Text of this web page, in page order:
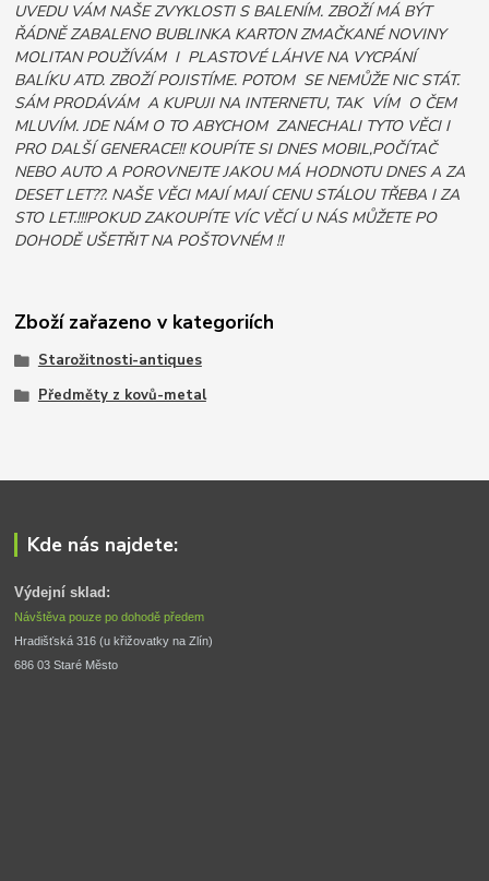
UVEDU VÁM NAŠE ZVYKLOSTI S BALENÍM. ZBOŽÍ MÁ BÝT
ŘÁDNĚ ZABALENO BUBLINKA KARTON ZMAČKANÉ NOVINY
MOLITAN POUŽÍVÁM I PLASTOVÉ LÁHVE NA VYCPÁNÍ
BALÍKU ATD. ZBOŽÍ POJISTÍME. POTOM SE NEMŮŽE NIC STÁT.
SÁM PRODÁVÁM A KUPUJI NA INTERNETU, TAK VÍM O ČEM
MLUVÍM. JDE NÁM O TO ABYCHOM ZANECHALI TYTO VĚCI I
PRO DALŠÍ GENERACE!! KOUPÍTE SI DNES MOBIL,POČÍTAČ
NEBO AUTO A POROVNEJTE JAKOU MÁ HODNOTU DNES A ZA
DESET LET??. NAŠE VĚCI MAJÍ MAJÍ CENU STÁLOU TŘEBA I ZA
STO LET.!!!POKUD ZAKOUPÍTE VÍC VĚCÍ U NÁS MŮŽETE PO
DOHODĚ UŠETŘIT NA POŠTOVNÉM !!
Zboží zařazeno v kategoriích
Starožitnosti-antiques
Předměty z kovů-metal
Kde nás najdete:
Výdejní sklad:
Návštěva pouze po dohodě předem
Hradišťská 316 (u křižovatky na Zlín)
686 03 Staré Město